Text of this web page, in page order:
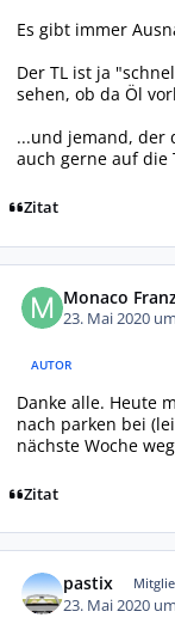
Es gibt immer
Der TL ist ja
sehen, ob da Öl
...und jemand, der
auch gerne auf die
Zitat
Monaco
23. Mai 2020
AUTOR
Danke alle. Heute
nach parken bei
nächste Woche
Zitat
pastix
23. Mai 2020